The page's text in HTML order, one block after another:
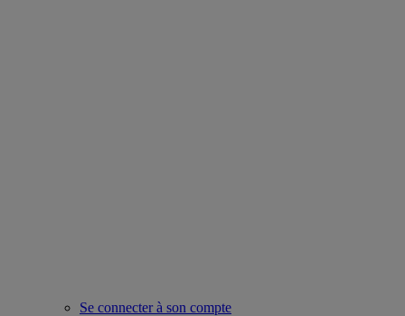
Se connecter à son compte